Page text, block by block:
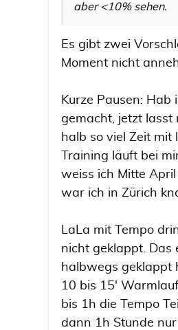
aber <10% sehen.
Es gibt zwei
Moment nicht
Kurze Pausen: Hab
gemacht, jetzt lasst
halb so viel Zeit mit
Training läuft bei
weiss ich Mitte
war ich in Zürich
LaLa mit Tempo
nicht geklappt. Das
halbwegs geklappt
10 bis 15'
bis 1h die Tempo
dann 1h Stunde